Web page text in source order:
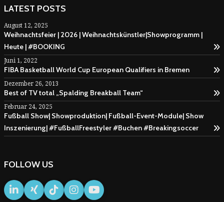
LATEST POSTS
August 12, 2025
Weihnachtsfeier | 2026 | Weihnachtskünstler|Showprogramm |
Heute | #BOOKING
Juni 1, 2022
FIBA Basketball World Cup European Qualifiers in Bremen
Dezember 26, 2013
Best of TV total „Spalding Breakball Team“
Februar 24, 2025
Fußball Show| Showproduktion| Fußball-Event-Module| Show
Inszenierung| #FußballFreestyler #Buchen #Breakingsoccer
FOLLOW US